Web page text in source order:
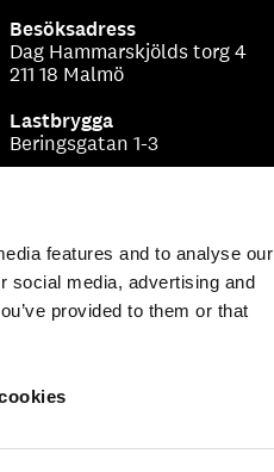
features and to analyse our
social media, advertising and
provided to them or that
Besöksadress
Dag Hammarskjölds torg 4
211 18 Malmö
Lastbrygga
Beringsgatan 1-3